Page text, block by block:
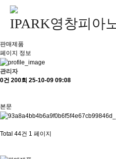
판매제품
페이지 정보
관리자
0건 200회 25-10-09 09:08
본문
Total 44건 1 페이지